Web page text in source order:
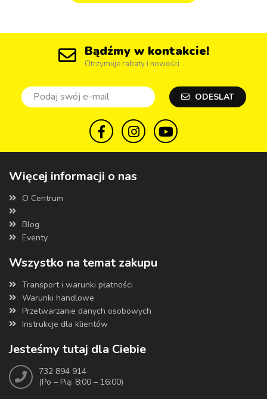
Bądźmy w kontakcie!
Otrzymuje rabaty i nowości
ODESLAT
Więcej informacji o nas
O Centrum
Blog
Eventy
Wszystko na temat zakupu
Transport i warunki płatności
Warunki handlowe
Przetwarzanie danych osobowych
Instrukcje dla klientów
Jesteśmy tutaj dla Ciebie
732 894 914
(Po – Pią: 8:00 – 16:00)